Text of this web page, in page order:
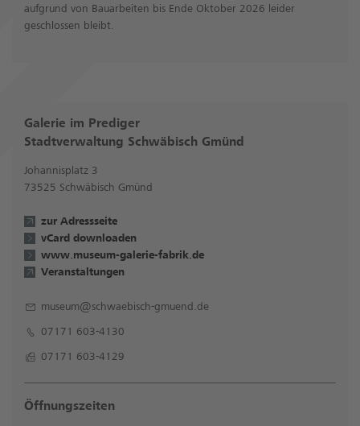
aufgrund von Bauarbeiten bis Ende Oktober 2026 leider
geschlossen bleibt.
Galerie im Prediger
Stadtverwaltung Schwäbisch Gmünd
Johannisplatz 3
73525 Schwäbisch Gmünd
zur Adressseite
vCard downloaden
www.museum-galerie-fabrik.de
Veranstaltungen
museum@schwaebisch-gmuend.de
07171 603-4130
07171 603-4129
Öffnungszeiten